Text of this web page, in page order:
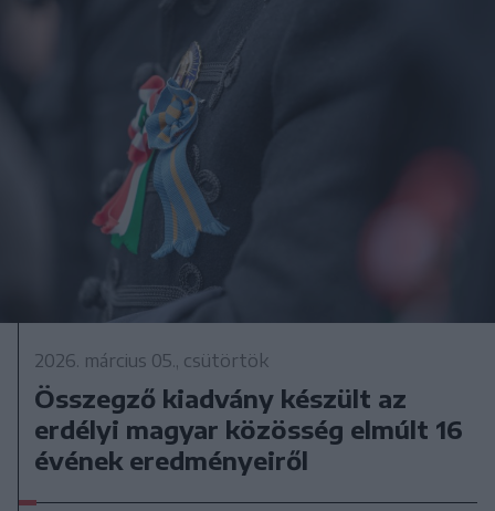
2026. március 05., csütörtök
Összegző kiadvány készült az
erdélyi magyar közösség elmúlt 16
évének eredményeiről